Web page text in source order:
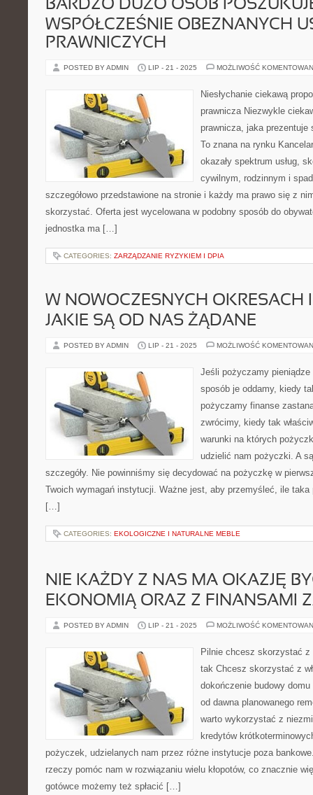
BARDZO DUŻO OSÓB
WSPÓŁCZEŚNIE OBEZNANYCH
PRAWNICZYCH
POSTED BY ADMIN LIP - 21 - 2025 MOŻLIWOŚĆ
Niesłychanie ciekawą
prawnicza Niezwykle
prawnicza, jaka prezentuje
To znana na rynku
okazały spektrum usług,
cywilnym, rodzinnym i
szczegółowo przedstawione na stronie i każdy ma prawo się z
skorzystać. Oferta jest wycelowana w podobny sposób do
jednostka ma […]
CATEGORIES: ZARZĄDZANIE RYZYKIEM I DPIA
W NOWOCZESNYCH OKRESACH
JAKIE SĄ OD NAS ŻĄDANE
POSTED BY ADMIN LIP - 21 - 2025 MOŻLIWOŚĆ
Jeśli pożyczamy
sposób je oddamy, kiedy
pożyczamy finanse
zwrócimy, kiedy tak
warunki na których
udzielić nam pożyczki. A
szczegóły. Nie powinniśmy się decydować na pożyczkę w
Twoich wymagań instytucji. Ważne jest, aby przemyśleć, ile
[…]
CATEGORIES: EKOLOGICZNE I NATURALNE MEBLE
NIE KAŻDY Z NAS MA OKAZJĘ
EKONOMIĄ ORAZ Z FINANSAMI
POSTED BY ADMIN LIP - 21 - 2025 MOŻLIWOŚĆ
Pilnie chcesz skorzystać
tak Chcesz skorzystać z
dokończenie budowy
od dawna planowanego
warto wykorzystać z
kredytów
pożyczek, udzielanych nam przez różne instytucje poza
rzeczy pomóc nam w rozwiązaniu wielu kłopotów, co znacznie
gotówce możemy też spłacić […]